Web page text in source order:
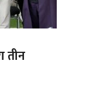
तीन